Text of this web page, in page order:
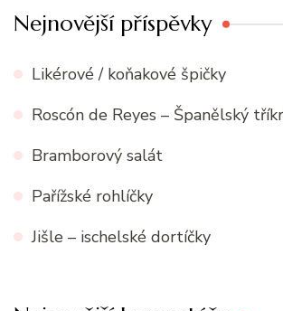
Nejnovější příspěvky
Likérové / koňakové špičky
Roscón de Reyes – Španělský
Bramborový salát
Pařížské rohlíčky
Jišle – ischelské dortíčky